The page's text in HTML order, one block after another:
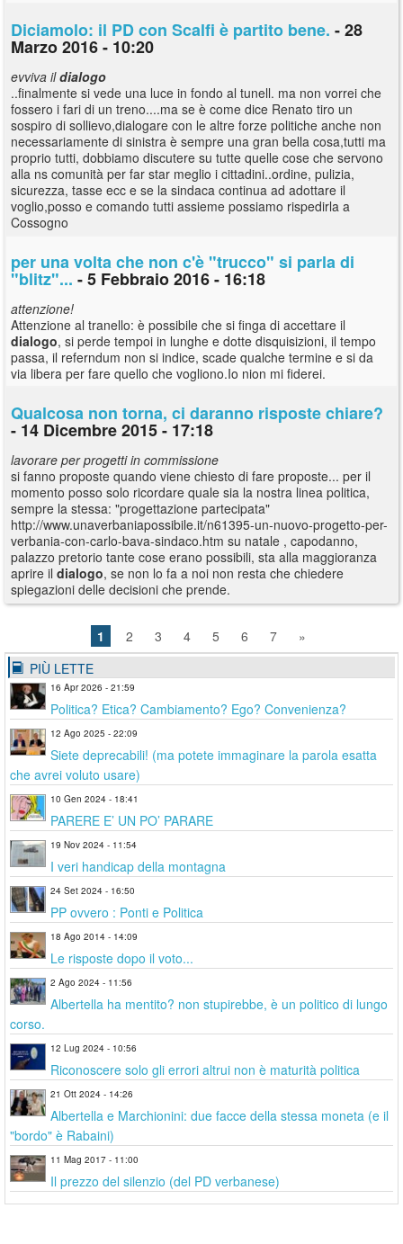
Diciamolo: il PD con Scalfi è partito bene. - 28
Marzo 2016 - 10:20
evviva ildialogo
..finalmente si vede una luce in fondo al tunell. ma non vorrei che
fossero i fari di un treno....ma se è come dice Renato tiro un
sospiro di sollievo,dialogare con le altre forze politiche anche non
necessariamente di sinistra è sempre una gran bella cosa,tutti ma
proprio tutti, dobbiamo discutere su tutte quelle cose che servono
alla ns comunità per far star meglio i cittadini..ordine, pulizia,
sicurezza, tasse ecc e se la sindaca continua ad adottare il
voglio,posso e comando tutti assieme possiamo rispedirla a
Cossogno
per una volta che non c'è "trucco" si parla di
"blitz"... - 5 Febbraio 2016 - 16:18
attenzione!
Attenzione al tranello: è possibile che si finga di accettare il
dialogo, si perde tempoi in lunghe e dotte disquisizioni, il tempo
passa, il referndum non si indice, scade qualche termine e si da
via libera per fare quello che vogliono.Io nion mi fiderei.
Qualcosa non torna, ci daranno risposte chiare?
- 14 Dicembre 2015 - 17:18
lavorare per progetti in commissione
si fanno proposte quando viene chiesto di fare proposte... per il
momento posso solo ricordare quale sia la nostra linea politica,
sempre la stessa: "progettazione partecipata"
http://www.unaverbaniapossibile.it/n61395-un-nuovo-progetto-per-
verbania-con-carlo-bava-sindaco.htm su natale , capodanno,
palazzo pretorio tante cose erano possibili, sta alla maggioranza
aprire il dialogo, se non lo fa a noi non resta che chiedere
spiegazioni delle decisioni che prende.
1 2 3 4 5 6 7
»
PIÙ LETTE
16 Apr 2026 - 21:59
Politica? Etica? Cambiamento? Ego? Convenienza?
12 Ago 2025 - 22:09
Siete deprecabili! (ma potete immaginare la parola esatta
che avrei voluto usare)
10 Gen 2024 - 18:41
PARERE E’ UN PO’ PARARE
19 Nov 2024 - 11:54
I veri handicap della montagna
24 Set 2024 - 16:50
PP ovvero : Ponti e Politica
18 Ago 2014 - 14:09
Le risposte dopo il voto...
2 Ago 2024 - 11:56
Albertella ha mentito? non stupirebbe, è un politico di lungo
corso.
12 Lug 2024 - 10:56
Riconoscere solo gli errori altrui non è maturità politica
21 Ott 2024 - 14:26
Albertella e Marchionini: due facce della stessa moneta (e il
"bordo" è Rabaini)
11 Mag 2017 - 11:00
Il prezzo del silenzio (del PD verbanese)